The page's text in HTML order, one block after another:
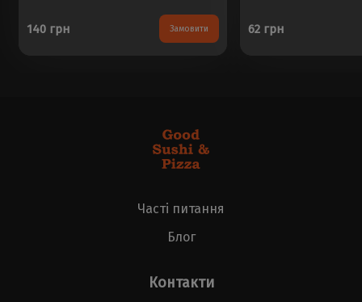
140 грн Замовити 62 грн
Часті питання
Блог
Контакти